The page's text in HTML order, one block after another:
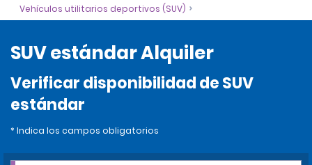
Vehículos utilitarios deportivos (SUV)
SUV estándar Alquiler
Verificar disponibilidad de SUV
estándar
* Indica los campos obligatorios